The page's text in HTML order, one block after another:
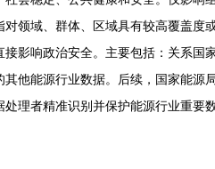
领域、群体、区域具有较高覆盖度
影响政治安全。主要包括：关系国
他能源行业数据。后续，国家能源
理者精准识别并保护能源行业重要